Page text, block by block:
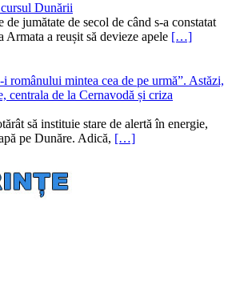
Dunării
de jumătate de secol de când s-a constatat
Armata a reușit să devieze apele […]
românului mintea cea de pe urmă”. Astăzi,
centrala de la Cernavodă și criza
să instituie stare de alertă în energie,
pe Dunăre. Adică, […]